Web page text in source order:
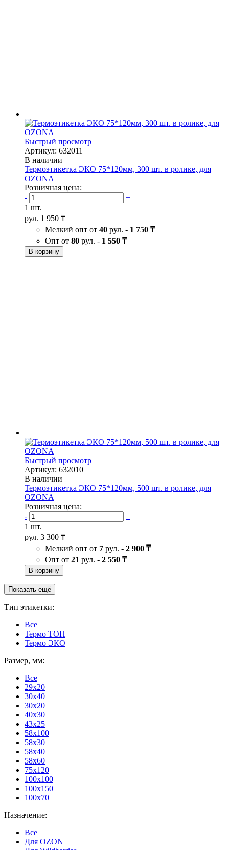
Быстрый просмотр
Артикул: 632011
В наличии
Термоэтикетка ЭКО 75*120мм, 300 шт. в ролике, для
OZONA
Розничная цена:
-
+
1 шт.
рул. 1 950 ₸
Мелкий опт от 40 рул. - 1 750 ₸
Опт от 80 рул. - 1 550 ₸
В корзину
Быстрый просмотр
Артикул: 632010
В наличии
Термоэтикетка ЭКО 75*120мм, 500 шт. в ролике, для
OZONA
Розничная цена:
-
+
1 шт.
рул. 3 300 ₸
Мелкий опт от 7 рул. - 2 900 ₸
Опт от 21 рул. - 2 550 ₸
В корзину
Показать ещё
Тип этикетки:
Все
Термо ТОП
Термо ЭКО
Размер, мм:
Все
29x20
30x40
30х20
40x30
43х25
58x100
58х30
58х40
58х60
75х120
100х100
100х150
100х70
Назначение:
Все
Для OZON